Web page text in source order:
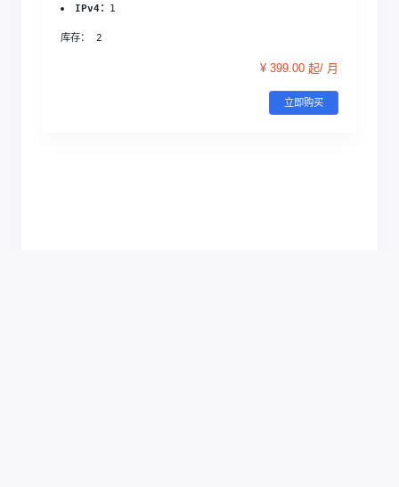
IPv4： 1
库存： 2
¥ 399.00 起/ 月
立即购买